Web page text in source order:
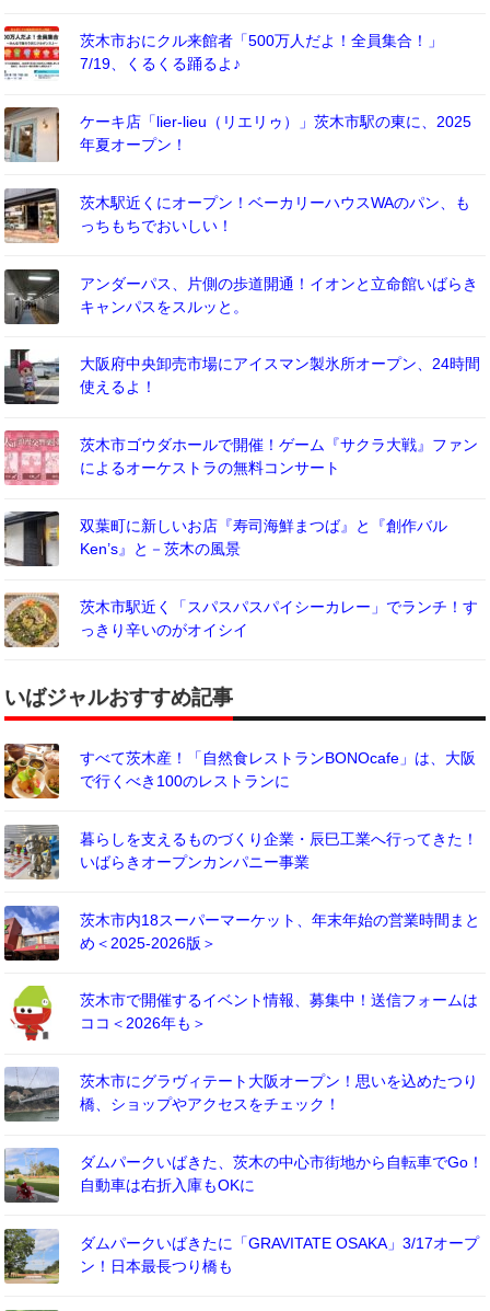
茨木市おにクル来館者「500万人だよ！全員集合！」
7/19、くるくる踊るよ♪
ケーキ店「lier-lieu（リエリゥ）」茨木市駅の東に、2025
年夏オープン！
茨木駅近くにオープン！ベーカリーハウスWAのパン、も
っちもちでおいしい！
アンダーパス、片側の歩道開通！イオンと立命館いばらき
キャンパスをスルッと。
大阪府中央卸売市場にアイスマン製氷所オープン、24時間
使えるよ！
茨木市ゴウダホールで開催！ゲーム『サクラ大戦』ファン
によるオーケストラの無料コンサート
双葉町に新しいお店『寿司海鮮まつば』と『創作バル
Ken’s』と－茨木の風景
茨木市駅近く「スパスパスパイシーカレー」でランチ！す
っきり辛いのがオイシイ
いばジャルおすすめ記事
すべて茨木産！「自然食レストランBONOcafe」は、大阪
で行くべき100のレストランに
暮らしを支えるものづくり企業・辰巳工業へ行ってきた！
いばらきオープンカンパニー事業
茨木市内18スーパーマーケット、年末年始の営業時間まと
め＜2025-2026版＞
茨木市で開催するイベント情報、募集中！送信フォームは
ココ＜2026年も＞
茨木市にグラヴィテート大阪オープン！思いを込めたつり
橋、ショップやアクセスをチェック！
ダムパークいばきた、茨木の中心市街地から自転車でGo！
自動車は右折入庫もOKに
ダムパークいばきたに「GRAVITATE OSAKA」3/17オープ
ン！日本最長つり橋も